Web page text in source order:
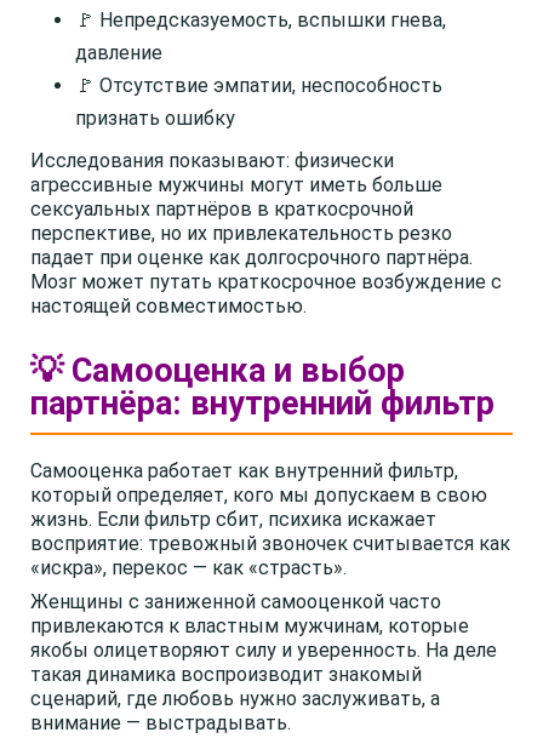
🚩 Непредсказуемость, вспышки гнева,
давление
🚩 Отсутствие эмпатии, неспособность
признать ошибку
Исследования показывают: физически
агрессивные мужчины могут иметь больше
сексуальных партнёров в краткосрочной
перспективе, но их привлекательность резко
падает при оценке как долгосрочного партнёра.
Мозг может путать краткосрочное возбуждение с
настоящей совместимостью.
💡 Самооценка и выбор
партнёра: внутренний фильтр
Самооценка работает как внутренний фильтр,
который определяет, кого мы допускаем в свою
жизнь. Если фильтр сбит, психика искажает
восприятие: тревожный звоночек считывается как
«искра», перекос — как «страсть».
Женщины с заниженной самооценкой часто
привлекаются к властным мужчинам, которые
якобы олицетворяют силу и уверенность. На деле
такая динамика воспроизводит знакомый
сценарий, где любовь нужно заслуживать, а
внимание — выстрадывать.